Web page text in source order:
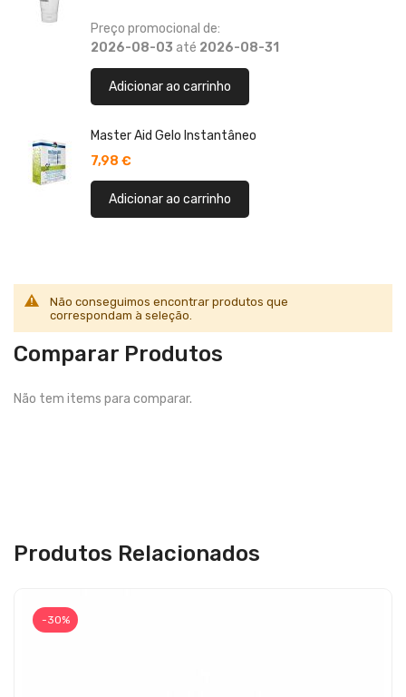
Preço promocional de:
2026-08-03 até 2026-08-31
Adicionar ao carrinho
Master Aid Gelo Instantâneo
7,98 €
Adicionar ao carrinho
Não conseguimos encontrar produtos que
correspondam à seleção.
Comparar Produtos
Não tem items para comparar.
Produtos Relacionados
-30%